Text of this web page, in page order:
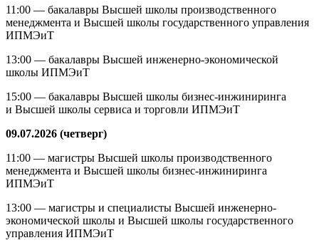
11:00 — бакалавры Высшей школы производственного
менеджмента и Высшей школы государственного управления
ИПМЭиТ
13:00 — бакалавры Высшей инженерно-экономической
школы ИПМЭиТ
15:00 — бакалавры Высшей школы бизнес-инжиниринга
и Высшей школы сервиса и торговли ИПМЭиТ
09.07.2026 (четверг)
11:00 — магистры Высшей школы производственного
менеджмента и Высшей школы бизнес-инжиниринга
ИПМЭиТ
13:00 — магистры и специалисты Высшей инженерно-
экономической школы и Высшей школы государственного
управления ИПМЭиТ